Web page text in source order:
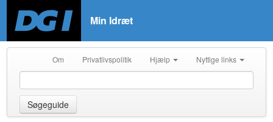
Min Idræt
Om Privatlivspolitik Hjælp Nyttige links
Søgeguide